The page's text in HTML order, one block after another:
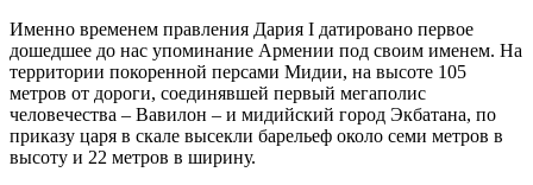
Именно временем правления Дария I датировано первое
дошедшее до нас упоминание Армении под своим именем. На
территории покоренной персами Мидии, на высоте 105
метров от дороги, соединявшей первый мегаполис
человечества – Вавилон – и мидийский город Экбатана, по
приказу царя в скале высекли барельеф около семи метров в
высоту и 22 метров в ширину.